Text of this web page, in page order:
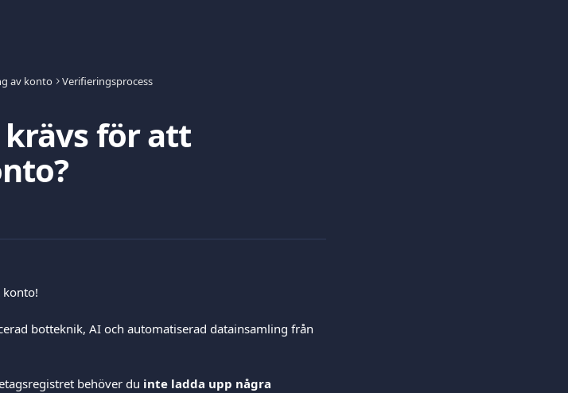
av konto
Verifieringsprocess
för att
botteknik, AI och automatiserad datainsamling från
behöver du inte ladda upp några